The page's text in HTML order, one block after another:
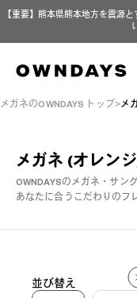
【重要】熊本県熊本地方を震源
メガネのOWNDAYS トップ メ
メガネ (オレン
OWNDAYSのメガネ・サン
あなたに合うこだわりのフ
並び替え